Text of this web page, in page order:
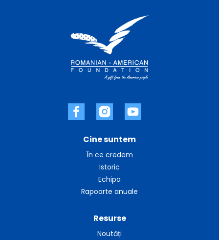
Cine suntem
În ce credem
Istoric
Echipa
Rapoarte anuale
Resurse
Noutăți